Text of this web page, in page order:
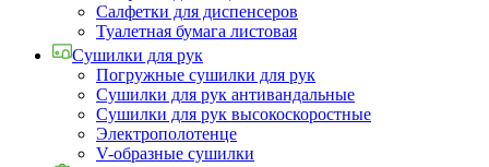
Салфетки для диспенсеров
Туалетная бумага листовая
Сушилки для рук
Погружные сушилки для рук
Сушилки для рук антивандальные
Сушилки для рук высокоскоростные
Электрополотенце
V-образные сушилки